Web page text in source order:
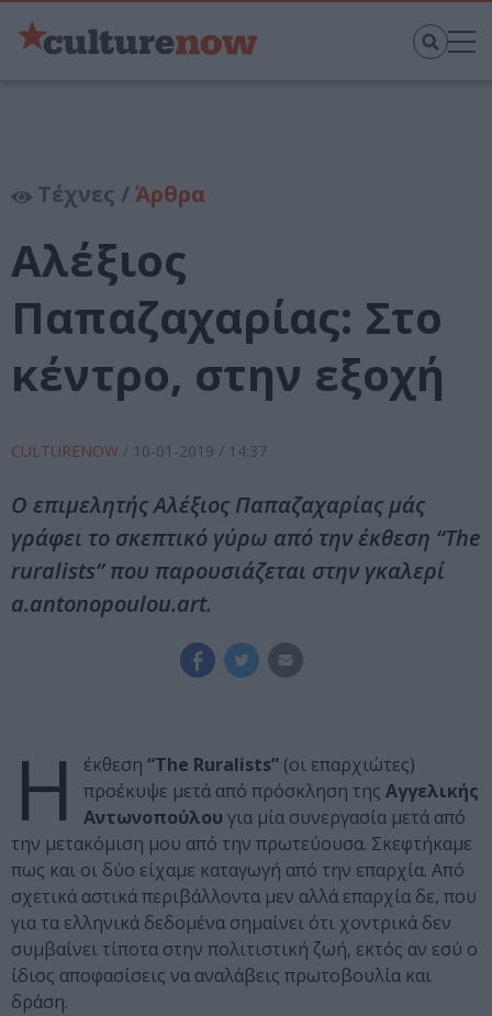
Τέχνες /Άρθρα
Αλέξιος
Παπαζαχαρίας: Στο
κέντρο, στην εξοχή
CULTURENOW / 10-01-2019 / 14:37
Ο επιμελητής Αλέξιος Παπαζαχαρίας μάς
γράφει το σκεπτικό γύρω από την έκθεση “The
ruralists” που παρουσιάζεται στην γκαλερί
a.antonopoulou.art.
Η έκθεση “The Ruralists” (οι επαρχιώτες)
προέκυψε μετά από πρόσκληση της Αγγελικής
Αντωνοπούλου για μία συνεργασία μετά από
την μετακόμιση μου από την πρωτεύουσα. Σκεφτήκαμε
πως και οι δύο είχαμε καταγωγή από την επαρχία. Από
σχετικά αστικά περιβάλλοντα μεν αλλά επαρχία δε, που
για τα ελληνικά δεδομένα σημαίνει ότι χοντρικά δεν
συμβαίνει τίποτα στην πολιτιστική ζωή, εκτός αν εσύ ο
ίδιος αποφασίσεις να αναλάβεις πρωτοβουλία και
δράση.